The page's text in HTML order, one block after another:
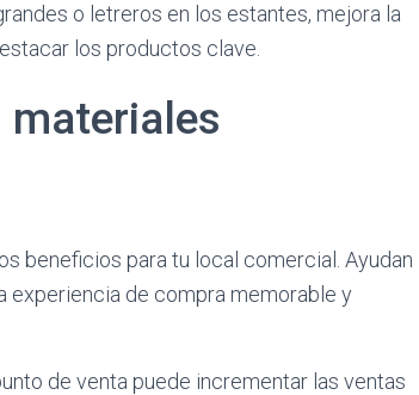
o letreros en los estantes, mejora la
los productos clave.
materiales
beneficios para tu local comercial. Ayudan
experiencia de compra memorable y
de venta puede incrementar las ventas